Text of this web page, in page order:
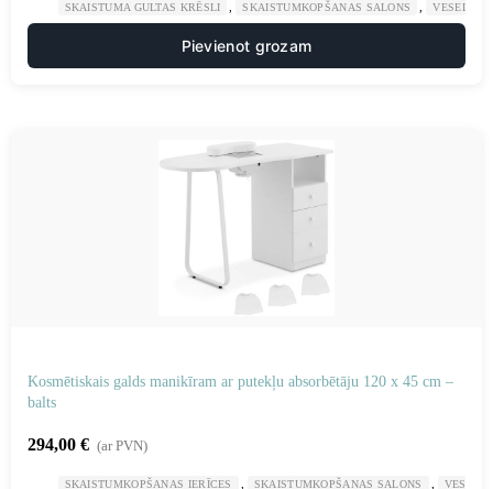
SKAISTUMA GULTAS KRĒSLI SKAISTUMKOPŠANAS SALONS VESELĪBA
Pievienot grozam
Kosmētiskais galds manikīram ar putekļu absorbētāju 120 x 45 cm –
balts
294,00 € (ar PVN)
SKAISTUMKOPŠANAS IERĪCES SKAISTUMKOPŠANAS SALONS